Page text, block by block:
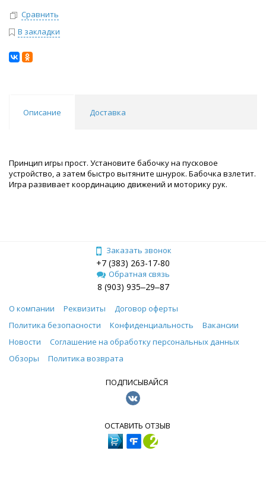
Сравнить
В закладки
Описание Доставка
Принцип игры прост. Установите бабочку на пусковое
устройство, а затем быстро вытяните шнурок. Бабочка взлетит.
Игра развивает координацию движений и моторику рук.
Заказать звонок
+7 (383) 263-17-80
Обратная связь
8 (903) 935‒29‒87
О компании Реквизиты
Договор оферты
Политика безопасности
Конфиденциальность
Вакансии
Новости
Соглашение на обработку персональных данных
Обзоры
Политика возврата
ПОДПИСЫВАЙСЯ
ОСТАВИТЬ ОТЗЫВ